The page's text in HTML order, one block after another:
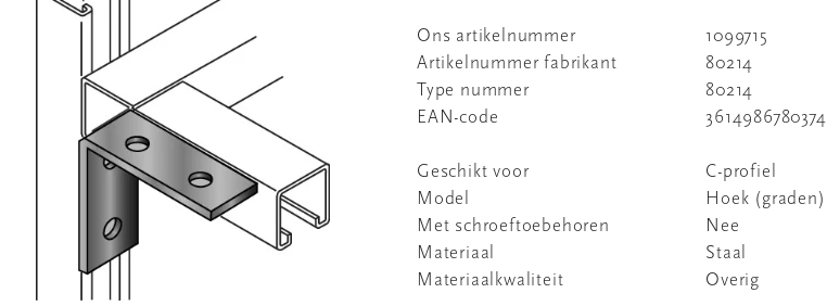
Ons artikelnummer
1099715
Artikelnummer fabrikant
80214
Type nummer
80214
EAN-code
3614986780374
Geschikt voor
C-profiel
Model
Hoek (graden)
Met schroeftoebehoren
Nee
Materiaal
Staal
Materiaalkwaliteit
Overig